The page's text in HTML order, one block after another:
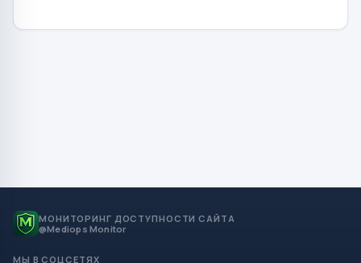
МОНИТОРИНГ ДОСТУПНОСТИ САЙТА
@Mediops Monitor
МЫ В СОЦСЕТЯХ